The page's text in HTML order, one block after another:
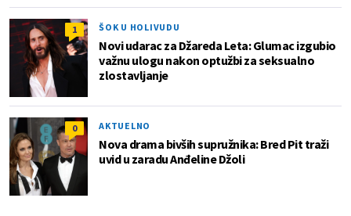
1 ŠOK U HOLIVUDU
Novi udarac za Džareda Leta: Glumac izgubio
važnu ulogu nakon optužbi za seksualno
zlostavljanje
0 AKTUELNO
Nova drama bivših supružnika: Bred Pit traži
uvid u zaradu Anđeline Džoli